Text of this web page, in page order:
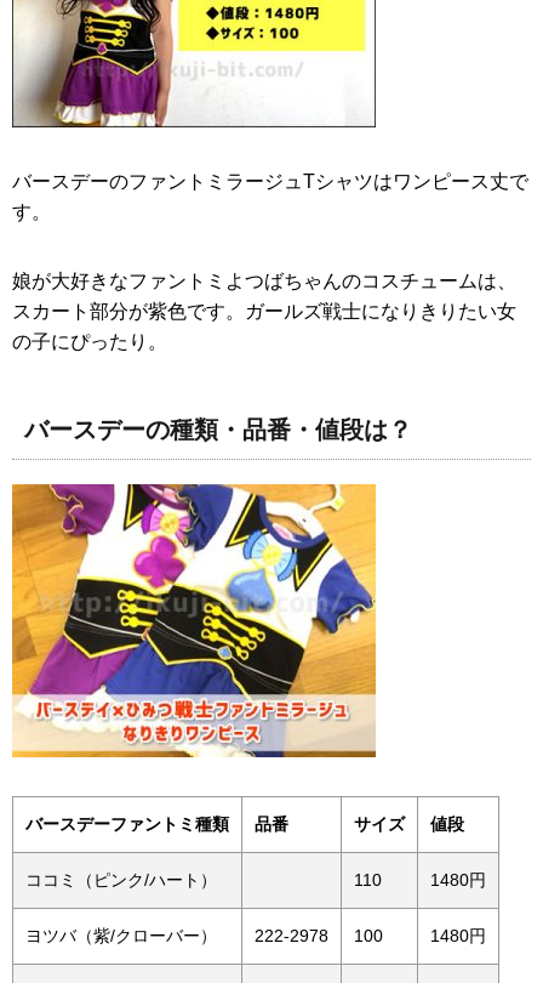
バースデーのファントミラージュTシャツはワンピース丈で
す。
娘が大好きなファントミよつばちゃんのコスチュームは、
スカート部分が紫色です。ガールズ戦士になりきりたい女
の子にぴったり。
バースデーの種類・品番・値段は？
バースデーファントミ種類 品番 サイズ 値段
ココミ（ピンク/ハート） 110 1480円
ヨツバ（紫/クローバー） 222-2978 100 1480円